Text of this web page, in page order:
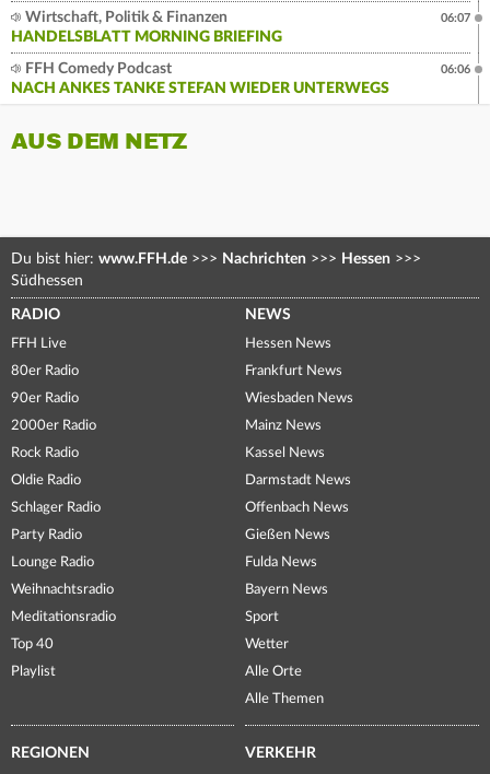
Wirtschaft, Politik & Finanzen
HANDELSBLATT MORNING BRIEFING
06:07
FFH Comedy Podcast
NACH ANKES TANKE STEFAN WIEDER UNTERWEGS
06:06
AUS DEM NETZ
Du bist hier: www.FFH.de >>> Nachrichten >>> Hessen >>>
Südhessen
RADIO
FFH Live
80er Radio
90er Radio
2000er Radio
Rock Radio
Oldie Radio
Schlager Radio
Party Radio
Lounge Radio
Weihnachtsradio
Meditationsradio
Top 40
Playlist
NEWS
Hessen News
Frankfurt News
Wiesbaden News
Mainz News
Kassel News
Darmstadt News
Offenbach News
Gießen News
Fulda News
Bayern News
Sport
Wetter
Alle Orte
Alle Themen
REGIONEN VERKEHR